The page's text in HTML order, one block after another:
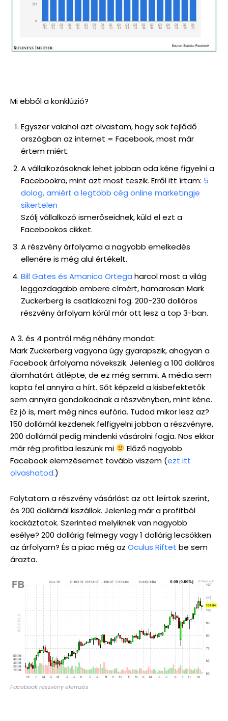
Mi ebből a konklúzió?
Egyszer valahol azt olvastam, hogy sok fejlődő
országban az internet = Facebook, most már
értem miért.
A vállalkozásoknak lehet jobban oda kéne figyelni a
Facebookra, mint azt most teszik. Erről itt írtam: 5
dolog, amiért a legtöbb cég online marketingje
sikertelen
Szólj vállalkozó ismerőseidnek, küld el ezt a
Facebookos cikket.
A részvény árfolyama a nagyobb emelkedés
ellenére is még alul értékelt.
Bill Gates és Amanico Ortega harcol most a világ
leggazdagabb embere címért, hamarosan Mark
Zuckerberg is csatlakozni fog. 200-230 dolláros
részvény árfolyam körül már ott lesz a top 3-ban.
A 3. és 4 pontról még néhány mondat:
Mark Zuckerberg vagyona úgy gyarapszik, ahogyan a
Facebook árfolyama növekszik. Jelenleg a 100 dolláros
álomhatárt átlépte, de ez még semmi. A média sem
kapta fel annyira a hírt. Sőt képzeld a kisbefektetők
sem annyira gondolkodnak a részvényben, mint kéne.
Ez jó is, mert még nincs eufória. Tudod mikor lesz az?
150 dollárnál kezdenek felfigyelni jobban a részvényre,
200 dollárnál pedig mindenki vásárolni fogja. Nos ekkor
már rég profitba leszünk mi
Előző nagyobb
Facebook elemzésemet tovább viszem (ezt itt
olvashatod.)
Folytatom a részvény vásárlást az ott leírtak szerint,
és 200 dollárnál kiszállok. Jelenleg már a profitból
kockáztatok. Szerinted melyiknek van nagyobb
esélye? 200 dollárig felmegy vagy 1 dollárig lecsökken
az árfolyam? És a piac még az Oculus Riftet be sem
árazta.
Facebook részvény elemzés